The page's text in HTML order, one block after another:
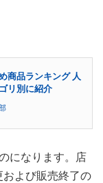
商品ランキング 人
リ別に紹介
になります。店
よび販売終了の